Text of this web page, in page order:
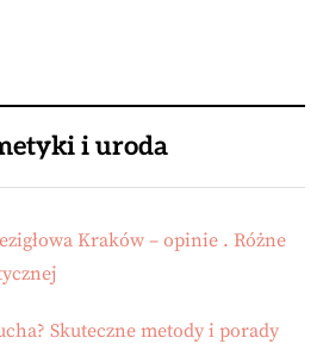
i uroda
Kraków – opinie . Różne
Skuteczne metody i porady